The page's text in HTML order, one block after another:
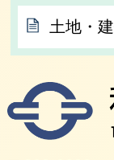
土地・